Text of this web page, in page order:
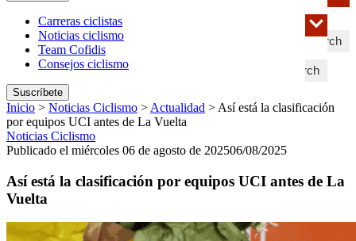
Search
Search
Carreras ciclistas
Noticias ciclismo
Team Cofidis
Consejos ciclismo
Suscríbete
Inicio > Noticias Ciclismo > Actualidad > Así está la clasificación
por equipos UCI antes de La Vuelta
Noticias Ciclismo
Publicado el miércoles 06 de agosto de 202506/08/2025
Así está la clasificación por equipos UCI antes de La
Vuelta